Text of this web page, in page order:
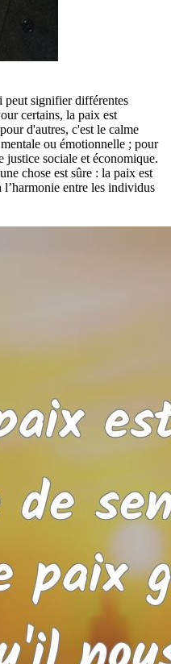
peut signifier différentes
certains, la paix est
d'autres, c'est le calme
ou émotionnelle ; pour
justice sociale et économique.
chose est sûre : la paix est
l’harmonie entre les individus